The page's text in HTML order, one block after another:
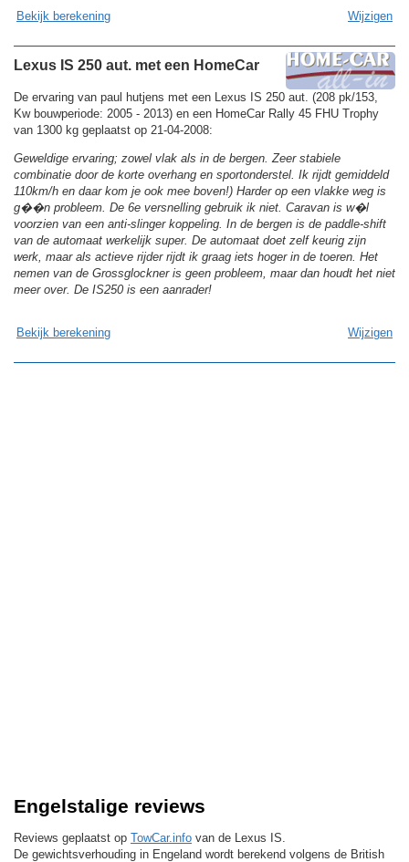
Bekijk berekening Wijzigen
Lexus IS 250 aut. met een HomeCar
De ervaring van paul hutjens met een Lexus IS 250 aut. (208 pk/153,
Kw bouwperiode: 2005 - 2013) en een HomeCar Rally 45 FHU Trophy
van 1300 kg geplaatst op 21-04-2008:
Geweldige ervaring; zowel vlak als in de bergen. Zeer stabiele
combinatie door de korte overhang en sportonderstel. Ik rijdt gemiddeld
110km/h en daar kom je ook mee boven!) Harder op een vlakke weg is
g��n probleem. De 6e versnelling gebruik ik niet. Caravan is w�l
voorzien van een anti-slinger koppeling. In de bergen is de paddle-shift
van de automaat werkelijk super. De automaat doet zelf keurig zijn
werk, maar als actieve rijder rijdt ik graag iets hoger in de toeren. Het
nemen van de Grossglockner is geen probleem, maar dan houdt het niet
meer over. De IS250 is een aanrader!
Bekijk berekening Wijzigen
Engelstalige reviews
Reviews geplaatst op TowCar.info van de Lexus IS.
De gewichtsverhouding in Engeland wordt berekend volgens de British